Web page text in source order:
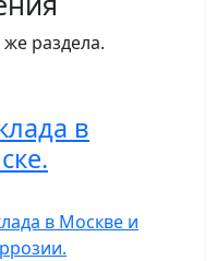
раздела.
в
в Москве и